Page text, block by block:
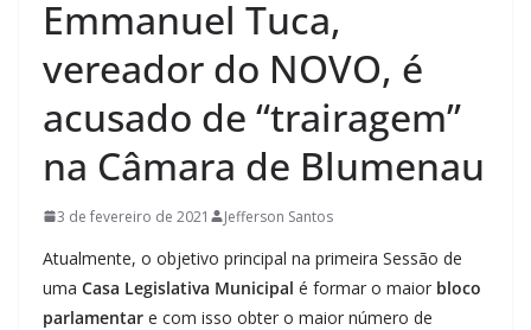
Emmanuel Tuca,
vereador do NOVO, é
acusado de “trairagem”
na Câmara de Blumenau
3 de fevereiro de 2021 Jefferson Santos
Atualmente, o objetivo principal na primeira Sessão de
uma Casa Legislativa Municipal é formar o maior bloco
parlamentar e com isso obter o maior número de